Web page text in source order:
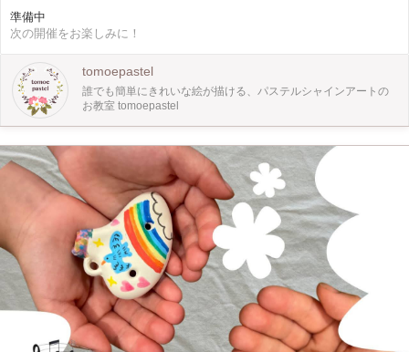
す。 葉祥明さんの絵もOKです。 普段よりもっと緩やかな雰囲気で、描きそびれ
ていた絵や、挑戦してみたいモチーフに取り組んでいただけたらと思います。
OKです。 みっちり3時間描いてももよし、満足したら終わりにしてもよし。 ご
都合に合わせてご参加ください。 取り組むモチーフをを当日決めてもOKです。
普段通り道具や型紙をご用意させていただきまして、 もちろん絵の描き方もし
っかりお伝えさせていただきます。
準備中
次の開催をお楽しみに！
tomoepastel
誰でも簡単にきれいな絵が描ける、パステルシャインアートの
お教室 tomoepastel